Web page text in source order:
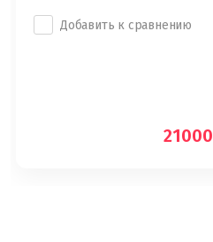
Добавить к сравнению
21000